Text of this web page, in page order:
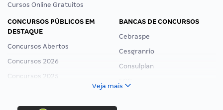
Cursos Online Gratuitos
CONCURSOS PÚBLICOS EM
DESTAQUE
Concursos Abertos
Concursos 2026
Concursos 2025
Concurso Nacional Unificado
Concurso Ibama
BANCAS DE CONCURSOS
Cebraspe
Cesgranrio
Consulplan
Veja mais